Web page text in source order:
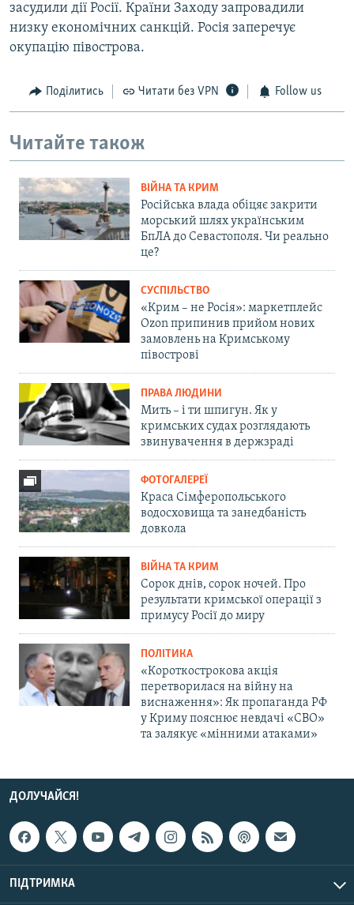
засудили дії Росії. Країни Заходу запровадили
низку економічних санкцій. Росія заперечує
окупацію півострова.
Поділитись Читати без VPN Follow us
Читайте також
ВІЙНА ТА КРИМ
Російська влада обіцяє закрити
морський шлях українським
БпЛА до Севастополя. Чи реально
це?
СУСПІЛЬСТВО
«Крим – не Росія»: маркетплейс
Ozon припинив прийом нових
замовлень на Кримському
півострові
ПРАВА ЛЮДИНИ
Мить – і ти шпигун. Як у
кримських судах розглядають
звинувачення в держзраді
ФОТОГАЛЕРЕЇ
Краса Сімферопольського
водосховища та занедбаність
довкола
ВІЙНА ТА КРИМ
Сорок днів, сорок ночей. Про
результати кримської операції з
примусу Росії до миру
ПОЛІТИКА
«Короткострокова акція
перетворилася на війну на
виснаження»: Як пропаганда РФ
у Криму пояснює невдачі «СВО»
та залякує «мінними атаками»
ДОЛУЧАЙСЯ!
ПІДТРИМКА